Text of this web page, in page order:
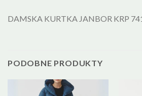
DAMSKA KURTKA JANBOR KRP
PODOBNE PRODUKTY